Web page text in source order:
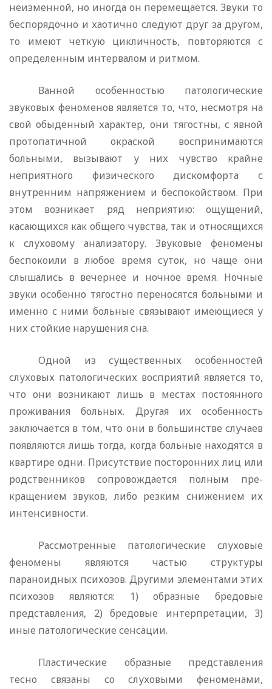
неизменной, но иногда он перемещается. Звуки то
беспорядочно и хаотично сле­дуют друг за другом,
то имеют четкую цикличность, повторяются с
определенным интервалом и ритмом.
Ванной особенностью патологические
звуковых феноменов яв­ляется то, что, несмотря на
свой обыденный характер, они тягост­ны, с явной
протопатичной окраской воспринимаются
больными, вызывают у них чувство крайне
неприятного физического диском­форта с
внутренним напряжением и беспокойством. При
этом воз­никает ряд неприятию: ощущений,
касающихся как общего чувства, так и относящихся
к слуховому анализатору. Звуковые феномены
беспокоили в любое время суток, но чаще они
слышались в вечер­нее и ночное время. Ночные
звуки особенно тягостно переносятся больными и
именно с ними больные связывают имеющиеся у
них стойкие нарушения сна.
Одной из существенных особенностей
слуховых патологичес­ких восприятий является то,
что они возникают лишь в местах постоянного
проживания больных. Другая их особенность
заклю­чается в том, что они в большинстве случаев
появляются лишь тогда, когда больные находятся в
квартире одни. Присутствие посторонних лиц или
родственников сопровождается полным пре­
кращением звуков, либо резким снижением их
интенсивности.
Рассмотренные патологические слуховые
феномены являются частью структуры
параноидных психозов. Другими элементами этих
психозов являются: 1) образные бредовые
представления, 2) бредовые интерпретации, 3)
иные патологические сенсации.
Пластические образные представления
тесно связаны со слу­ховыми феноменами,